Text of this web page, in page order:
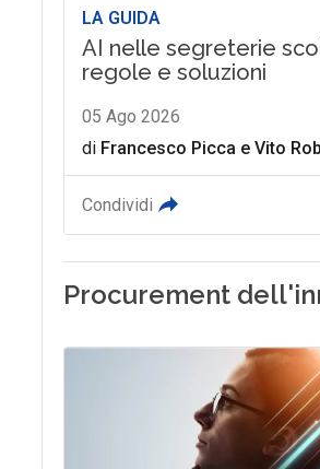
LA GUIDA
AI nelle segreterie
regole e soluzioni
05 Ago 2026
di Francesco Picca e Vito
Condividi
Procurement